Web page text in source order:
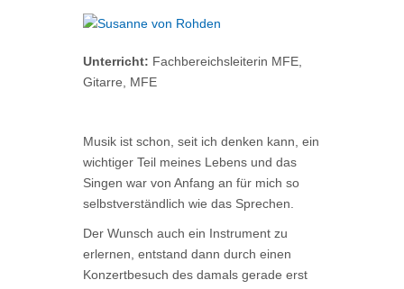
Unterricht: Fachbereichsleiterin MFE,
Gitarre, MFE
Musik ist schon, seit ich denken kann, ein
wichtiger Teil meines Lebens und das
Singen war von Anfang an für mich so
selbstverständlich wie das Sprechen.
Der Wunsch auch ein Instrument zu
erlernen, entstand dann durch einen
Konzertbesuch des damals gerade erst